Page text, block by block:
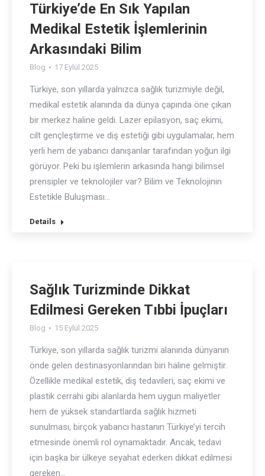
Türkiye’de En Sık Yapılan
Medikal Estetik İşlemlerinin
Arkasındaki Bilim
Blog 17 Eylül 2025
Türkiye, son yıllarda yalnızca sağlık turizmiyle değil,
medikal estetik alanında da dünya çapında öne çıkan
bir merkez haline geldi. Lazer epilasyon, saç ekimi,
cilt gençleştirme ve diş estetiği gibi uygulamalar, hem
yerli hem de yabancı danışanlar tarafından yoğun ilgi
görüyor. Peki bu işlemlerin arkasında hangi bilimsel
prensipler ve teknolojiler var? Bilim ve Teknolojinin
Estetikle Buluşması…
Details
Sağlık Turizminde Dikkat
Edilmesi Gereken Tıbbi İpuçları
Blog 15 Eylül 2025
Türkiye, son yıllarda sağlık turizmi alanında dünyanın
önde gelen destinasyonlarından biri haline gelmiştir.
Özellikle medikal estetik, diş tedavileri, saç ekimi ve
plastik cerrahi gibi alanlarda hem uygun maliyetler
hem de yüksek standartlarda sağlık hizmeti
sunulması, birçok yabancı hastanın Türkiye’yi tercih
etmesinde önemli rol oynamaktadır. Ancak, tedavi
için başka bir ülkeye seyahat ederken dikkat edilmesi
gereken…